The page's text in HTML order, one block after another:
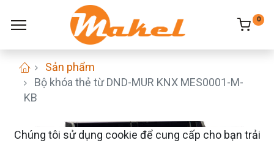
0
Sản phẩm
Bộ khóa thẻ từ DND-MUR KNX MES0001-M-
KB
Chúng tôi sử dụng cookie để cung cấp cho bạn trải